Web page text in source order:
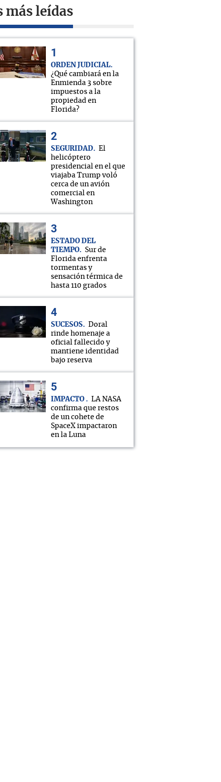
más leídas
ORDEN JUDICIAL
¿Qué cambiará en la
Enmienda 3 sobre
impuestos a la
propiedad en
Florida?
SEGURIDAD
El
helicóptero
presidencial en el que
viajaba Trump voló
cerca de un avión
comercial en
Washington
ESTADO DEL
TIEMPO
Sur de
Florida enfrenta
tormentas y
sensación térmica de
hasta 110 grados
SUCESOS
Doral
rinde homenaje a
oficial fallecido y
mantiene identidad
bajo reserva
IMPACTO
LA NASA
confirma que restos
de un cohete de
SpaceX impactaron
en la Luna